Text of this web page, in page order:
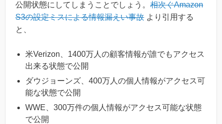
公開状態にしてしまうことでしょう。 相次ぐAmazon
S3の設定ミスによる情報漏えい事故 より引用する
と、
米Verizon、1400万人の顧客情報が誰でもアクセス
出来る状態で公開
ダウジョーンズ、400万人の個人情報がアクセス可
能な状態で公開
WWE、300万件の個人情報がアクセス可能な状態
で公開